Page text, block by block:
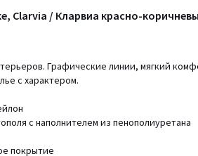
Clarvia / Кларвиа красно-
Графические линии, мягкий
с характером.
с наполнителем из пенополиуретана
покрытие